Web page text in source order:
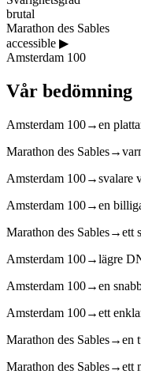
brutal
Marathon des Sables
accessible ▶
Amsterdam 100
Vår bedömning
Amsterdam 100→en
Marathon des Sables→
Amsterdam 100→svalare
Amsterdam 100→en
Marathon des Sables→ett
Amsterdam 100→lägre
Amsterdam 100→en
Amsterdam 100→ett
Marathon des Sables→en
Marathon des Sables→ett